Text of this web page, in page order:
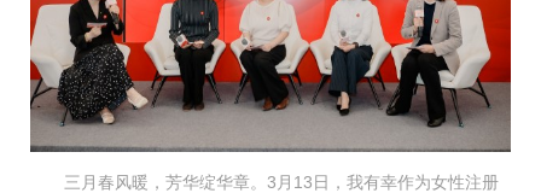
三月春风暖，芳华绽华章。3月13日，我有幸作为女性注册